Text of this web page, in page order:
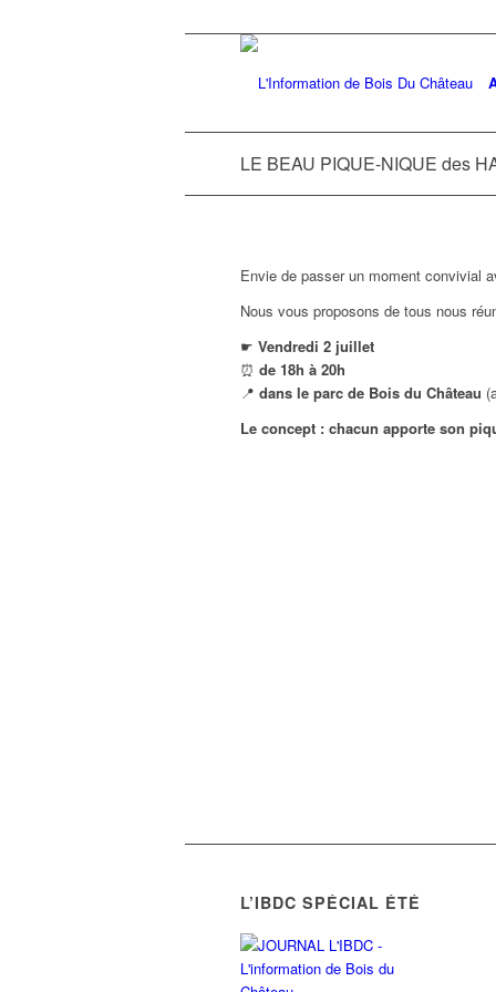
LE BEAU PIQUE-NIQUE des
Envie de passer un moment convivial
Nous vous proposons de tous nous
☛ Vendredi 2 juillet
⏰ de 18h à 20h
📍 dans le parc de Bois du Château
Le concept : chacun apporte son
L’IBDC SPÉCIAL ÉTÉ